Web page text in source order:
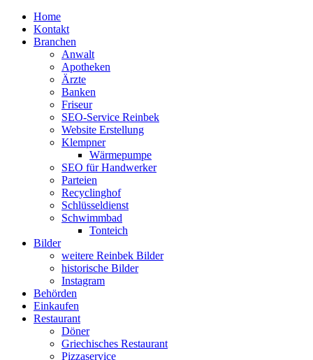
Home
Kontakt
Branchen
Anwalt
Apotheken
Ärzte
Banken
Friseur
SEO-Service Reinbek
Website Erstellung
Klempner
Wärmepumpe
SEO für Handwerker
Parteien
Recyclinghof
Schlüsseldienst
Schwimmbad
Tonteich
Bilder
weitere Reinbek Bilder
historische Bilder
Instagram
Behörden
Einkaufen
Restaurant
Döner
Griechisches Restaurant
Pizzaservice